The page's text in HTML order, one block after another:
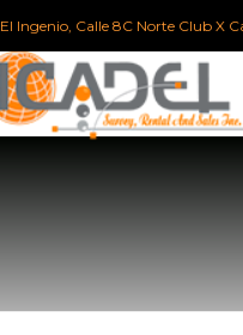
El Ingenio, Calle 8C Norte Club X